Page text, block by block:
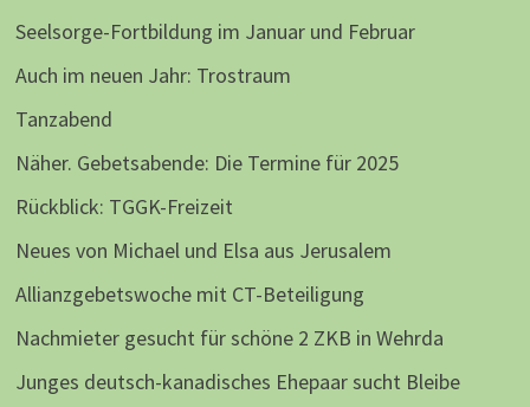
Seelsorge-Fortbildung im Januar und Februar
Auch im neuen Jahr: Trostraum
Tanzabend
Näher. Gebetsabende: Die Termine für 2025
Rückblick: TGGK-Freizeit
Neues von Michael und Elsa aus Jerusalem
Allianzgebetswoche mit CT-Beteiligung
Nachmieter gesucht für schöne 2 ZKB in Wehrda
Junges deutsch-kanadisches Ehepaar sucht Bleibe